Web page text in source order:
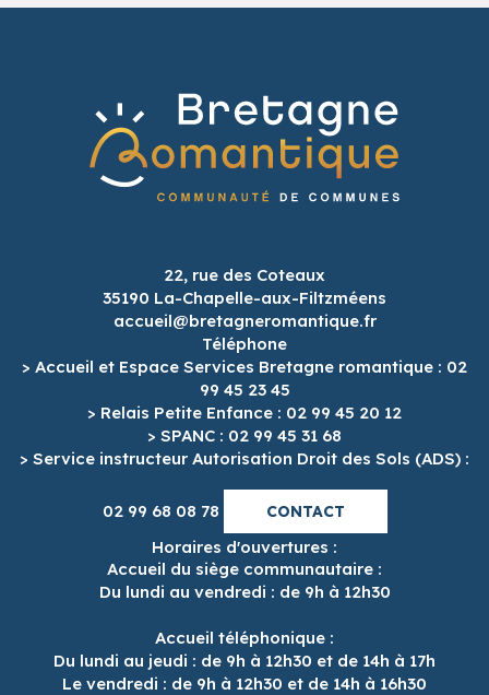
22, rue des Coteaux
35190 La-Chapelle-aux-Filtzméens
accueil@bretagneromantique.fr
Téléphone
> Accueil et Espace Services Bretagne romantique : 02
99 45 23 45
> Relais Petite Enfance : 02 99 45 20 12
> SPANC : 02 99 45 31 68
> Service instructeur Autorisation Droit des Sols (ADS) :
02 99 68 08 78 CONTACT
Horaires d'ouvertures :
Accueil du siège communautaire :
Du lundi au vendredi : de 9h à 12h30
Accueil téléphonique :
Du lundi au jeudi : de 9h à 12h30 et de 14h à 17h
Le vendredi : de 9h à 12h30 et de 14h à 16h30